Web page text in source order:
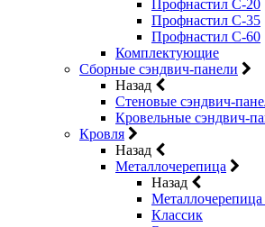
Профнастил С-20
Профнастил С-35
Профнастил С-60
Комплектующие
Сборные сэндвич-панели
Назад
Стеновые сэндвич-
Кровельные сэндвич-
Кровля
Назад
Металлочерепица
Назад
Классик